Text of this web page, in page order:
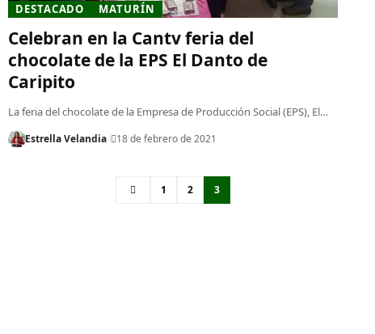
DESTACADO MATURÍN
Celebran en la Cantv feria del
chocolate de la EPS El Danto de
Caripito
La feria del chocolate de la Empresa de Producción Social (EPS), El…
Estrella Velandia 18 de febrero de 2021
1 2 3